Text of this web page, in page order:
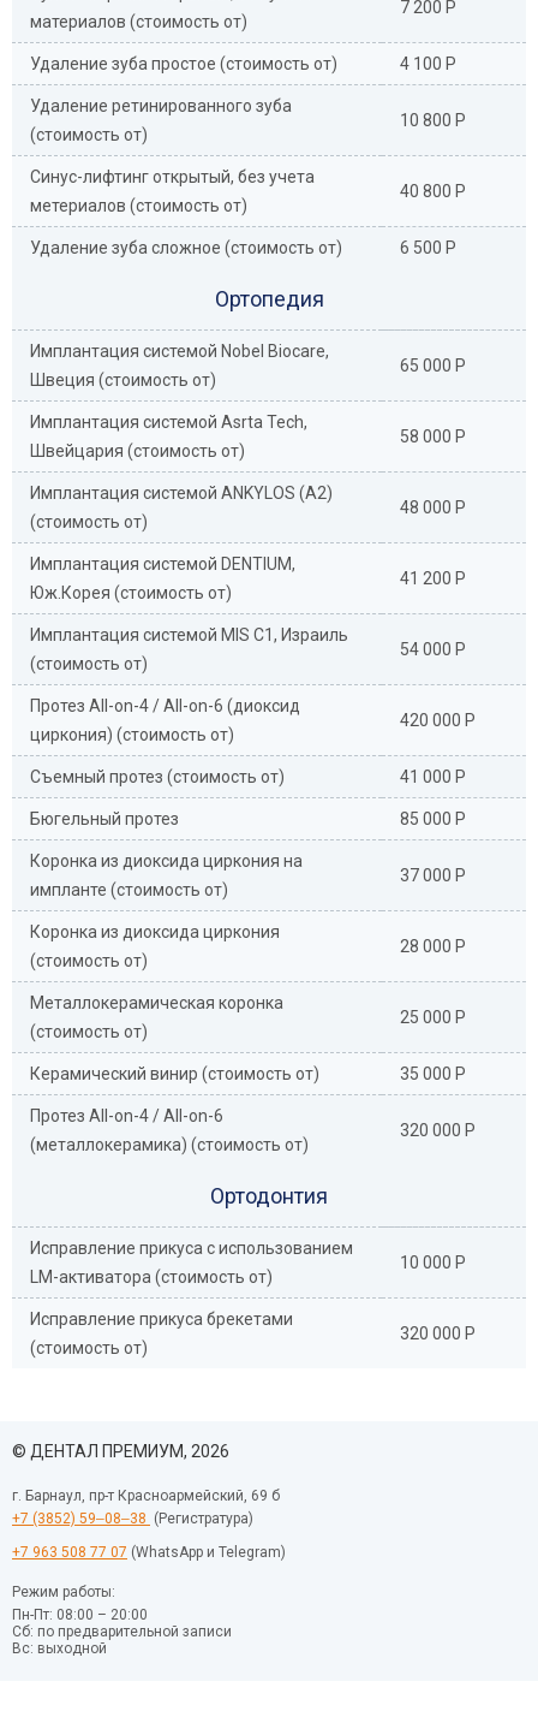
материалов (стоимость от)
7 200 Р
Удаление зуба простое (стоимость от) 4 100 Р
Удаление ретинированного зуба
(стоимость от)
10 800 Р
Синус-лифтинг открытый, без учета
метериалов (стоимость от)
40 800 Р
Удаление зуба сложное (стоимость от) 6 500 Р
Ортопедия
Имплантация системой Nobel Biocare,
Швеция (стоимость от)
65 000 Р
Имплантация системой Asrta Tech,
Швейцария (стоимость от)
58 000 Р
Имплантация системой ANKYLOS (А2)
(стоимость от)
48 000 Р
Имплантация системой DENTIUM,
Юж.Корея (стоимость от)
41 200 Р
Имплантация системой MIS С1, Израиль
(стоимость от)
54 000 Р
Протез All-on-4 / All-on-6 (диоксид
циркония) (стоимость от)
420 000 Р
Съемный протез (стоимость от) 41 000 Р
Бюгельный протез 85 000 Р
Коронка из диоксида циркония на
импланте (стоимость от)
37 000 Р
Коронка из диоксида циркония
(стоимость от)
28 000 Р
Металлокерамическая коронка
(стоимость от)
25 000 Р
Керамический винир (стоимость от) 35 000 Р
Протез All-on-4 / All-on-6
(металлокерамика) (стоимость от)
320 000 Р
Ортодонтия
Исправление прикуса с использованием
LM-активатора (стоимость от)
10 000 Р
Исправление прикуса брекетами
(стоимость от)
320 000 Р
© ДЕНТАЛ ПРЕМИУМ, 2026
г. Барнаул, пр-т Красноармейский, 69 б
+7 (3852) 59‒08‒38 (Регистратура)
+7 963 508 77 07 (WhatsApp и Telegram)
Режим работы:
Пн-Пт: 08:00 – 20:00
Сб: по предварительной записи
Вс: выходной